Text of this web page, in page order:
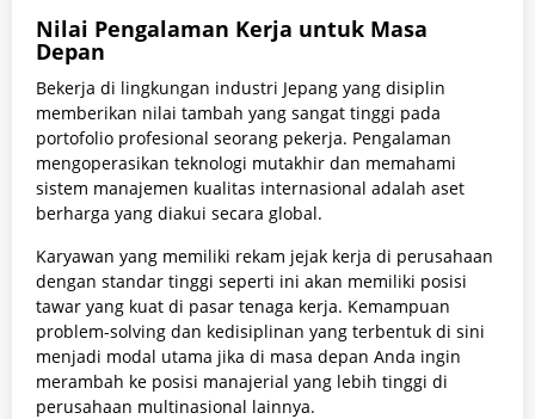
Nilai Pengalaman Kerja untuk Masa
Depan
Bekerja di lingkungan industri Jepang yang disiplin
memberikan nilai tambah yang sangat tinggi pada
portofolio profesional seorang pekerja. Pengalaman
mengoperasikan teknologi mutakhir dan memahami
sistem manajemen kualitas internasional adalah aset
berharga yang diakui secara global.
Karyawan yang memiliki rekam jejak kerja di perusahaan
dengan standar tinggi seperti ini akan memiliki posisi
tawar yang kuat di pasar tenaga kerja. Kemampuan
problem-solving dan kedisiplinan yang terbentuk di sini
menjadi modal utama jika di masa depan Anda ingin
merambah ke posisi manajerial yang lebih tinggi di
perusahaan multinasional lainnya.